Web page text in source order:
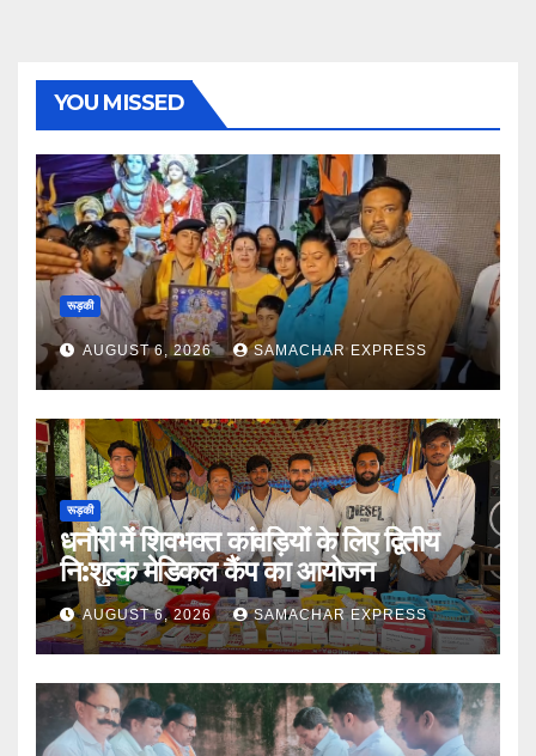
YOU MISSED
रूड़की
AUGUST 6, 2026 SAMACHAR EXPRESS
रूड़की
धनौरी में शिवभक्त कांवड़ियों के लिए द्वितीय
नि:शुल्क मेडिकल कैंप का आयोजन
AUGUST 6, 2026 SAMACHAR EXPRESS